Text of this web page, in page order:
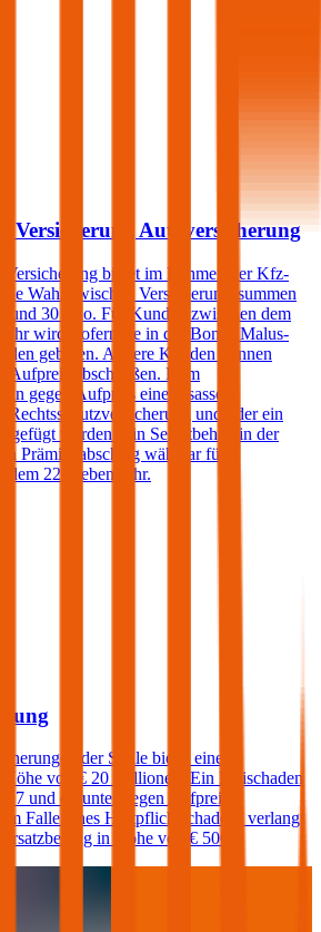
Versicherung Autoversicherung
bietet im Rahmen der Kfz-
Wahl zwischen Versicherungssummen
und 30 Mio. Für Kunden zwischen dem
wird, sofern sie in der Bonus Malus-
geboten. Andere Kunden können
Aufpreis abschließen. Dem
gegen Aufpreis eine Insassen-
und/oder ein
werden. Ein Selbstbehalt in der
Prämienabschlag wählbar für
dem 22. Lebensjahr.
der Smile bietet eine
Höhe von € 20 Millionen. Ein Freischaden
7 und darunter gegen Aufpreis
Falle eines Haftpflichtschadens verlangt
in Höhe von € 500.